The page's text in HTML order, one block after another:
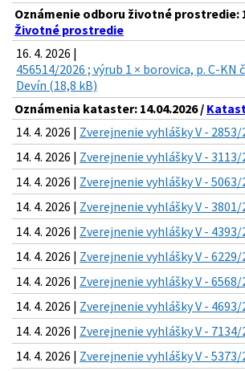
Oznámenie odboru životné prostredie:
Životné prostredie
16. 4. 2026 |
456514/2026 ; výrub 1 × borovica, p. C-KN
Devín (18,8 kB)
Oznámenia kataster: 14.04.2026 /
14. 4. 2026 | Zverejnenie vyhlášky V - 2853/
14. 4. 2026 | Zverejnenie vyhlášky V - 3113/
14. 4. 2026 | Zverejnenie vyhlášky V - 5063/
14. 4. 2026 | Zverejnenie vyhlášky V - 3801/
14. 4. 2026 | Zverejnenie vyhlášky V - 4393/
14. 4. 2026 | Zverejnenie vyhlášky V - 6229/
14. 4. 2026 | Zverejnenie vyhlášky V - 6568/
14. 4. 2026 | Zverejnenie vyhlášky V - 4693/
14. 4. 2026 | Zverejnenie vyhlášky V - 7134/
14. 4. 2026 | Zverejnenie vyhlášky V - 5373/